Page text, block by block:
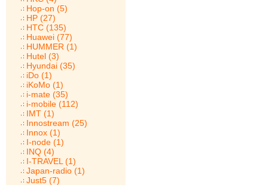
Hop-on (5)
HP (27)
HTC (135)
Huawei (77)
HUMMER (1)
Hutel (3)
Hyundai (35)
iDo (1)
iKoMo (1)
i-mate (35)
i-mobile (112)
IMT (1)
Innostream (25)
Innox (1)
I-node (1)
INQ (4)
I-TRAVEL (1)
Japan-radio (1)
Just5 (7)